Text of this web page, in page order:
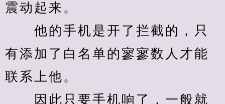
震动起来。
他的手机是开了拦截的，只
有添加了白名单的寥寥数人才能
联系上他。
因此只要手机响了，一般就